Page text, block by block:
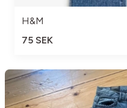
H&M
75 SEK